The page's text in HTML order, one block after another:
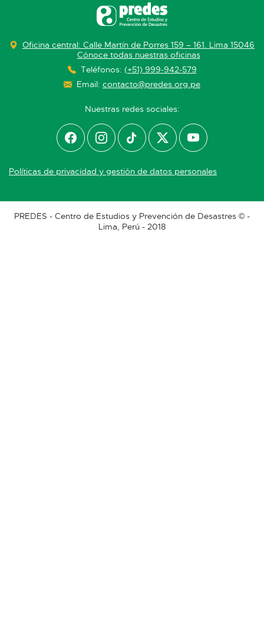
Oficina central: Calle Martín de Porres 159 – 161. Lima 15046
Cónoce todas nuestras oficinas
Teléfonos: (+51) 999-942-579
Email: contacto@predes.org.pe
Nuestras redes sociales:
Políticas de privacidad y gestión de datos personales
PREDES - Centro de Estudios y Prevención de Desastres © -
Lima, Perú - 2018